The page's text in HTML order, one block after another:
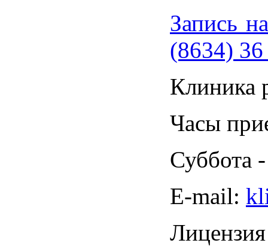
Запись
(8634) 36
Клиника
Часы
Суббота
Е-mail:
Лицензия